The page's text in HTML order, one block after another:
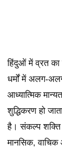
हिंदुओं में व्रत का
धर्मों में अलग-
आध्यात्मिक
शुद्धिकरण हो
है। संकल्प
मानसिक, वाचिक